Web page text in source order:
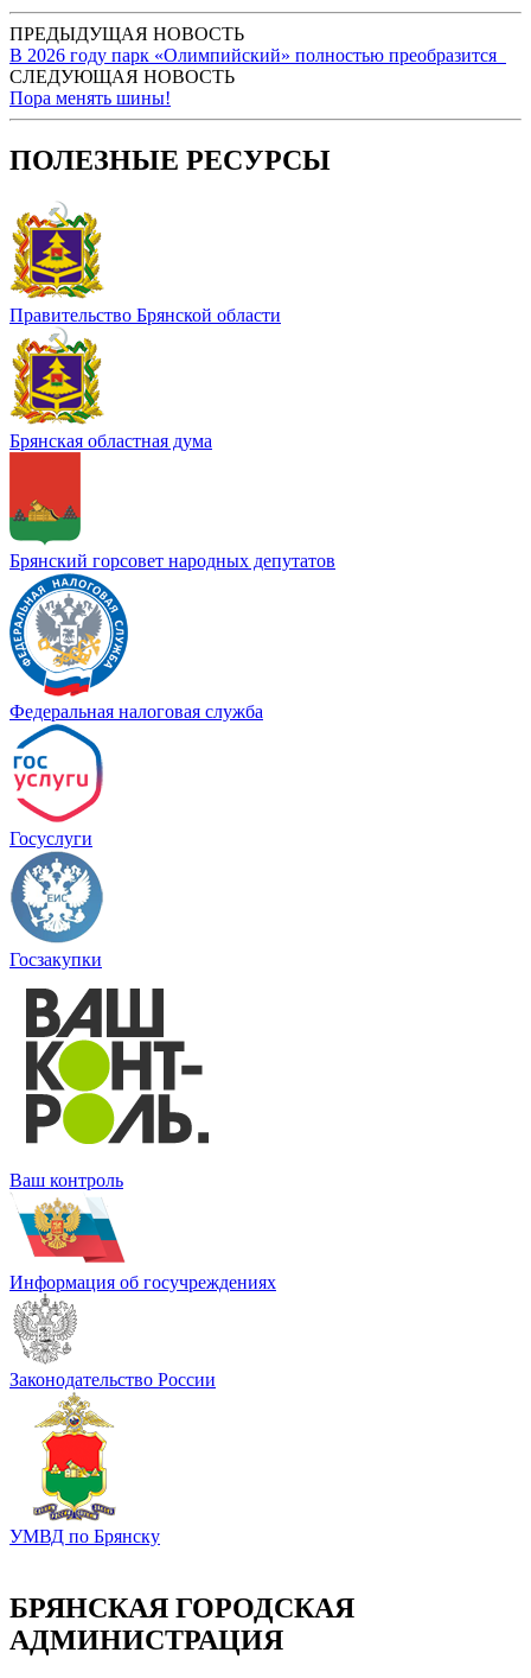
ПРЕДЫДУЩАЯ НОВОСТЬ
В 2026 году парк «Олимпийский» полностью преобразится
СЛЕДУЮЩАЯ НОВОСТЬ
Пора менять шины!
ПОЛЕЗНЫЕ РЕСУРСЫ
Правительство Брянской области
Брянская областная дума
Брянский горсовет народных депутатов
Федеральная налоговая служба
Госуслуги
Госзакупки
Ваш контроль
Информация об госучреждениях
Законодательство России
УМВД по Брянску
БРЯНСКАЯ ГОРОДСКАЯ
АДМИНИСТРАЦИЯ